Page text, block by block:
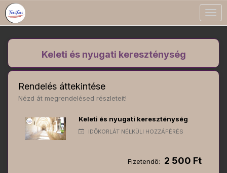
Keleti és nyugati kereszténység
Rendelés áttekintése
Nézd át megrendelésed részleteit!
Keleti és nyugati kereszténység
IDŐKORLÁT NÉLKÜLI HOZZÁFÉRÉS
Fizetendő: 2 500 Ft